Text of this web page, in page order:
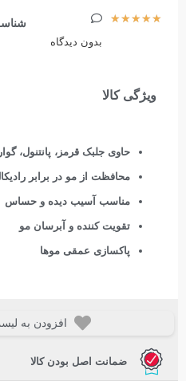
★
★
★
★
★
بدون دیدگاه
شناسه
ویژگی کالا
حاوی جلبک قرمز، پانتنول،
محافظت از مو در برابر
مناسب آسیب دیده و حساس
تقویت کننده و آبرسان مو
پاکسازی عمقی موها
افزودن به
ضمانت اصل بودن کالا